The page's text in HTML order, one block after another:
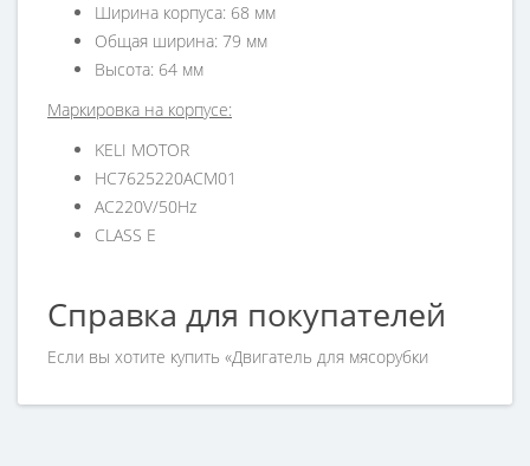
Ширина корпуса: 68 мм
Общая ширина: 79 мм
Высота: 64 мм
Маркировка на корпусе:
KELI MOTOR
HC7625220ACM01
AC220V/50Hz
CLASS E
Справка для покупателей
Если вы хотите купить «Двигатель для мясорубки
сложности соформлением заказа, обращайтесь к